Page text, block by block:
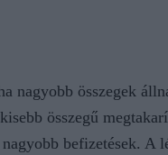
nagyobb összegek
összegű
befizetések. A